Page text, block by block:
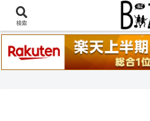
稲葉浩志『en-Zepp』『enⅣ
検索